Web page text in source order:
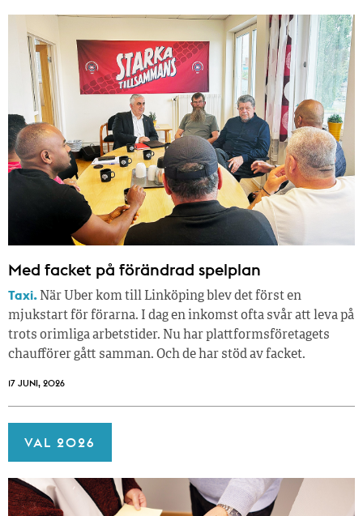
Med facket på förändrad spelplan
Taxi. När Uber kom till Linköping blev det först en
mjukstart för förarna. I dag en inkomst ofta svår att leva på
trots orimliga arbetstider. Nu har plattformsföretagets
chaufförer gått samman. Och de har stöd av facket.
17 JUNI, 2026
VAL 2026